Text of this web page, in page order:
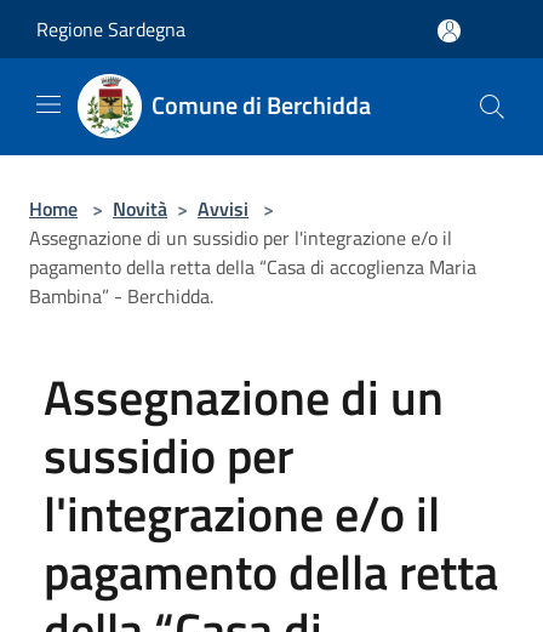
Regione Sardegna
Comune di Berchidda
Home > Novità > Avvisi >
Assegnazione di un sussidio per l'integrazione e/o il
pagamento della retta della “Casa di accoglienza Maria
Bambina” - Berchidda.
Assegnazione di un
sussidio per
l'integrazione e/o il
pagamento della retta